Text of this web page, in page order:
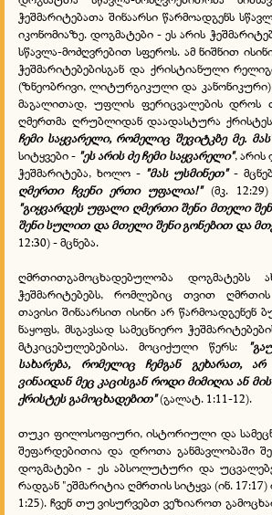
ჭეშმარიტებათა შინაარსი წარმოადგენს
იკონომიაზე. დოგმატები - ეს არის
სწავლა-მოძღვრებით სფეროს. ამ ნიშნით ისინი
ჭეშმარიტებებისგან და ქრისტიანული
(ზნეობრივი, ლიტურგიკული და კანონიკური)
მაგალითად, უფლის ფერიცვალების დროს
ღმერთმა ღრუბლიდან დაადასტურა ქრისტეს
ჩემი საყვარელი, რომელიც შევიტკბე მე.
სიტყვები - "ეს არის ძე ჩემი საყვარელი", არის
ჭეშმარიტება, ხოლო - "მას უსმინეთ"-
ღმერთი ჩვენი ერთი უფალია!"(მკ.
"გიყვარდეს უფალი ღმერთი შენი მთელი
შენი სულით და მთელი შენი გონებით და
12:30) - მცნება.
ღმრთითგამოცხადებულობა დოგმატებს
ჭეშმარიტებებს, რომლებიც თვით
თავისი შინაარსით ისინი არ წარმოადგენენ
ნაყოფს, მსგავსად სამეცნიერო
მტკიცებულებებისა. მოციქული წერს:
სახარება, რომელიც ჩემგან გეხარათ,
ვინაიდან მეც კაცისგან როდი მიმიღია ან
ქრისტეს გამოცხადებით"(გალატ. 1:11-12).
თუკი ფილოსოფიური, ისტორიული და
შეფარდებითია და დროთა განმავლობაში
დოგმატები - ეს აბსოლუტური და
რადგან "ეშმარიტია ღმრთის სიტყვა (ინ.
1:25). ჩვენ თუ ვისურვებთ ვეზიაროთ